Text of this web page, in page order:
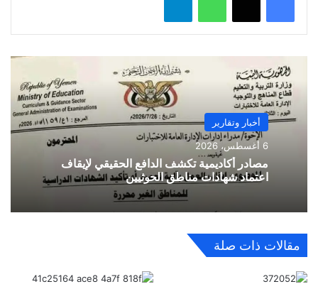
أخبار وتقارير
6 أغسطس، 2026
مصادر أكاديمية تكشف الدافع الحقيقي لإيقاف
اعتماد شهادات مناطق الحوثيين
مقالات ذات صلة